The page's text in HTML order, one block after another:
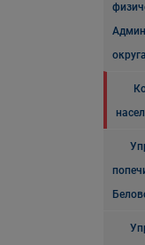
округа